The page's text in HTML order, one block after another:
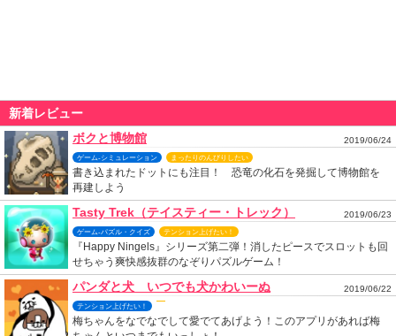
新着レビュー
ボクと博物館
2019/06/24
ゲーム-シミュレーション まったりのんびりしたい
書き込まれたドットにも注目！ 恐竜の化石を発掘して博物館を
再建しよう
Tasty Trek（テイスティー・トレック） 2019/06/23
ゲーム-パズル・クイズ テンション上げたい！
『Happy Ningels』シリーズ第二弾！消したピースでスロットも回
せちゃう爽快感抜群のなぞりパズルゲーム！
パンダと犬 いつでも犬かわいーぬ 2019/06/22
テンション上げたい！
梅ちゃんをなでなでして愛でてあげよう！このアプリがあれば梅